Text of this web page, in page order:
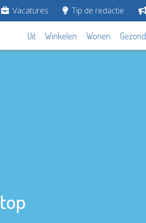
Vacatures Tip de redactie
Uit Winkelen Wonen Gezond